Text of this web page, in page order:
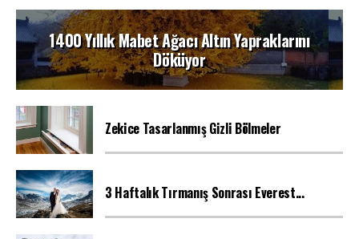
1400 Yıllık Mabet Ağacı Altın Yapraklarını
Döküyor
Zekice Tasarlanmış Gizli Bölmeler
3 Haftalık Tırmanış Sonrası Everest...